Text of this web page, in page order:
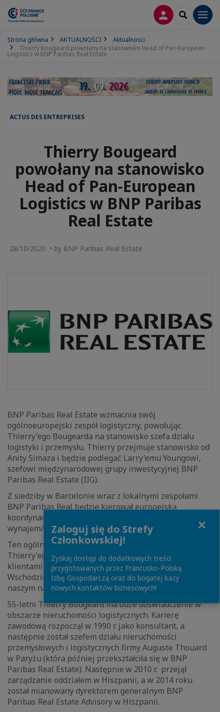
LOGOWANIE
SEARCH
Strona główna AKTUALNOŚCI
Aktualności
Thierry Bougeard powołany na stanowisko Head of Pan-European
Logistics w BNP Paribas Real Estate
ACTUS DES ENTREPRISES
Thierry Bougeard
powołany na stanowisko
Head of Pan-European
Logistics w BNP Paribas
Real Estate
28/10/2020 • by BNP Paribas Real Estate
BNP Paribas Real Estate wzmacnia swój
ogólnoeuropejski zespół logistyczny, powołując
Thierry'ego Bougearda na stanowisko szefa działu
logistyki i przemysłu. Thierry przejmuje stanowisko od
Anity Simaza i będzie podlegać Larry'emu Youngowi,
szefowi międzynarodowej grupy inwestycyjnej BNP
Paribas Real Estate (IIG).
Z siedziby w Barcelonie wraz z lokalnymi zespołami
BNP Paribas Real będzie kierował europejską
koordynacją nieruchomości logistycznych (inwestycje i
wynajem/sprzedaż).
Ten ogólnoeuropejski zespół kierowany przez
Thierry'ego, będzie nadal realizować projekty z
klientami inwestorskimi w Europie, Azji, na Bliskim
Wschodzie i w Ameryce Północnej, a także pomagać
naszym najemcom w ich europejskiej ekspansji.
55-letni Thierry Bougeard ma duże doświadczenie w
obszarze nieruchomości logistycznych. Karierę
zawodową rozpoczął w 1990 r. jako konsultant, a
następnie został szefem działu nieruchomości
przemysłowych i logistycznych firmy Auguste Thouard
w Paryżu (która później przekształciła się w BNP
Paribas Real Estate). Następnie w 2010 r. przejął
zarządzanie oddziałem w Hiszpanii, a w 2014 roku
został mianowany dyrektorem generalnym BNP
Paribas Real Estate Advisory w Hiszpanii.
Zaloguj się do Strefy
Członkowskiej!
Zyskaj dostęp do dodatkowych treści
przygotowanych przez Francusko-Polską
Izbę Gospodarczą oraz do bogatej bazy
nowych kontaktów biznesowych!